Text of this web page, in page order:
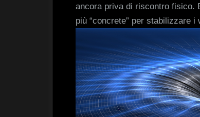
ancora priva di riscontro fisico.
più “concrete” per stabilizzare i